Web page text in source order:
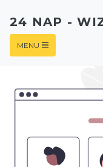
24 NAP -
MENU